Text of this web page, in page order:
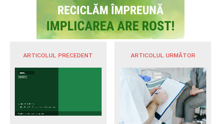
ARTICOLUL PRECEDENT ARTICOLUL URMĂTOR